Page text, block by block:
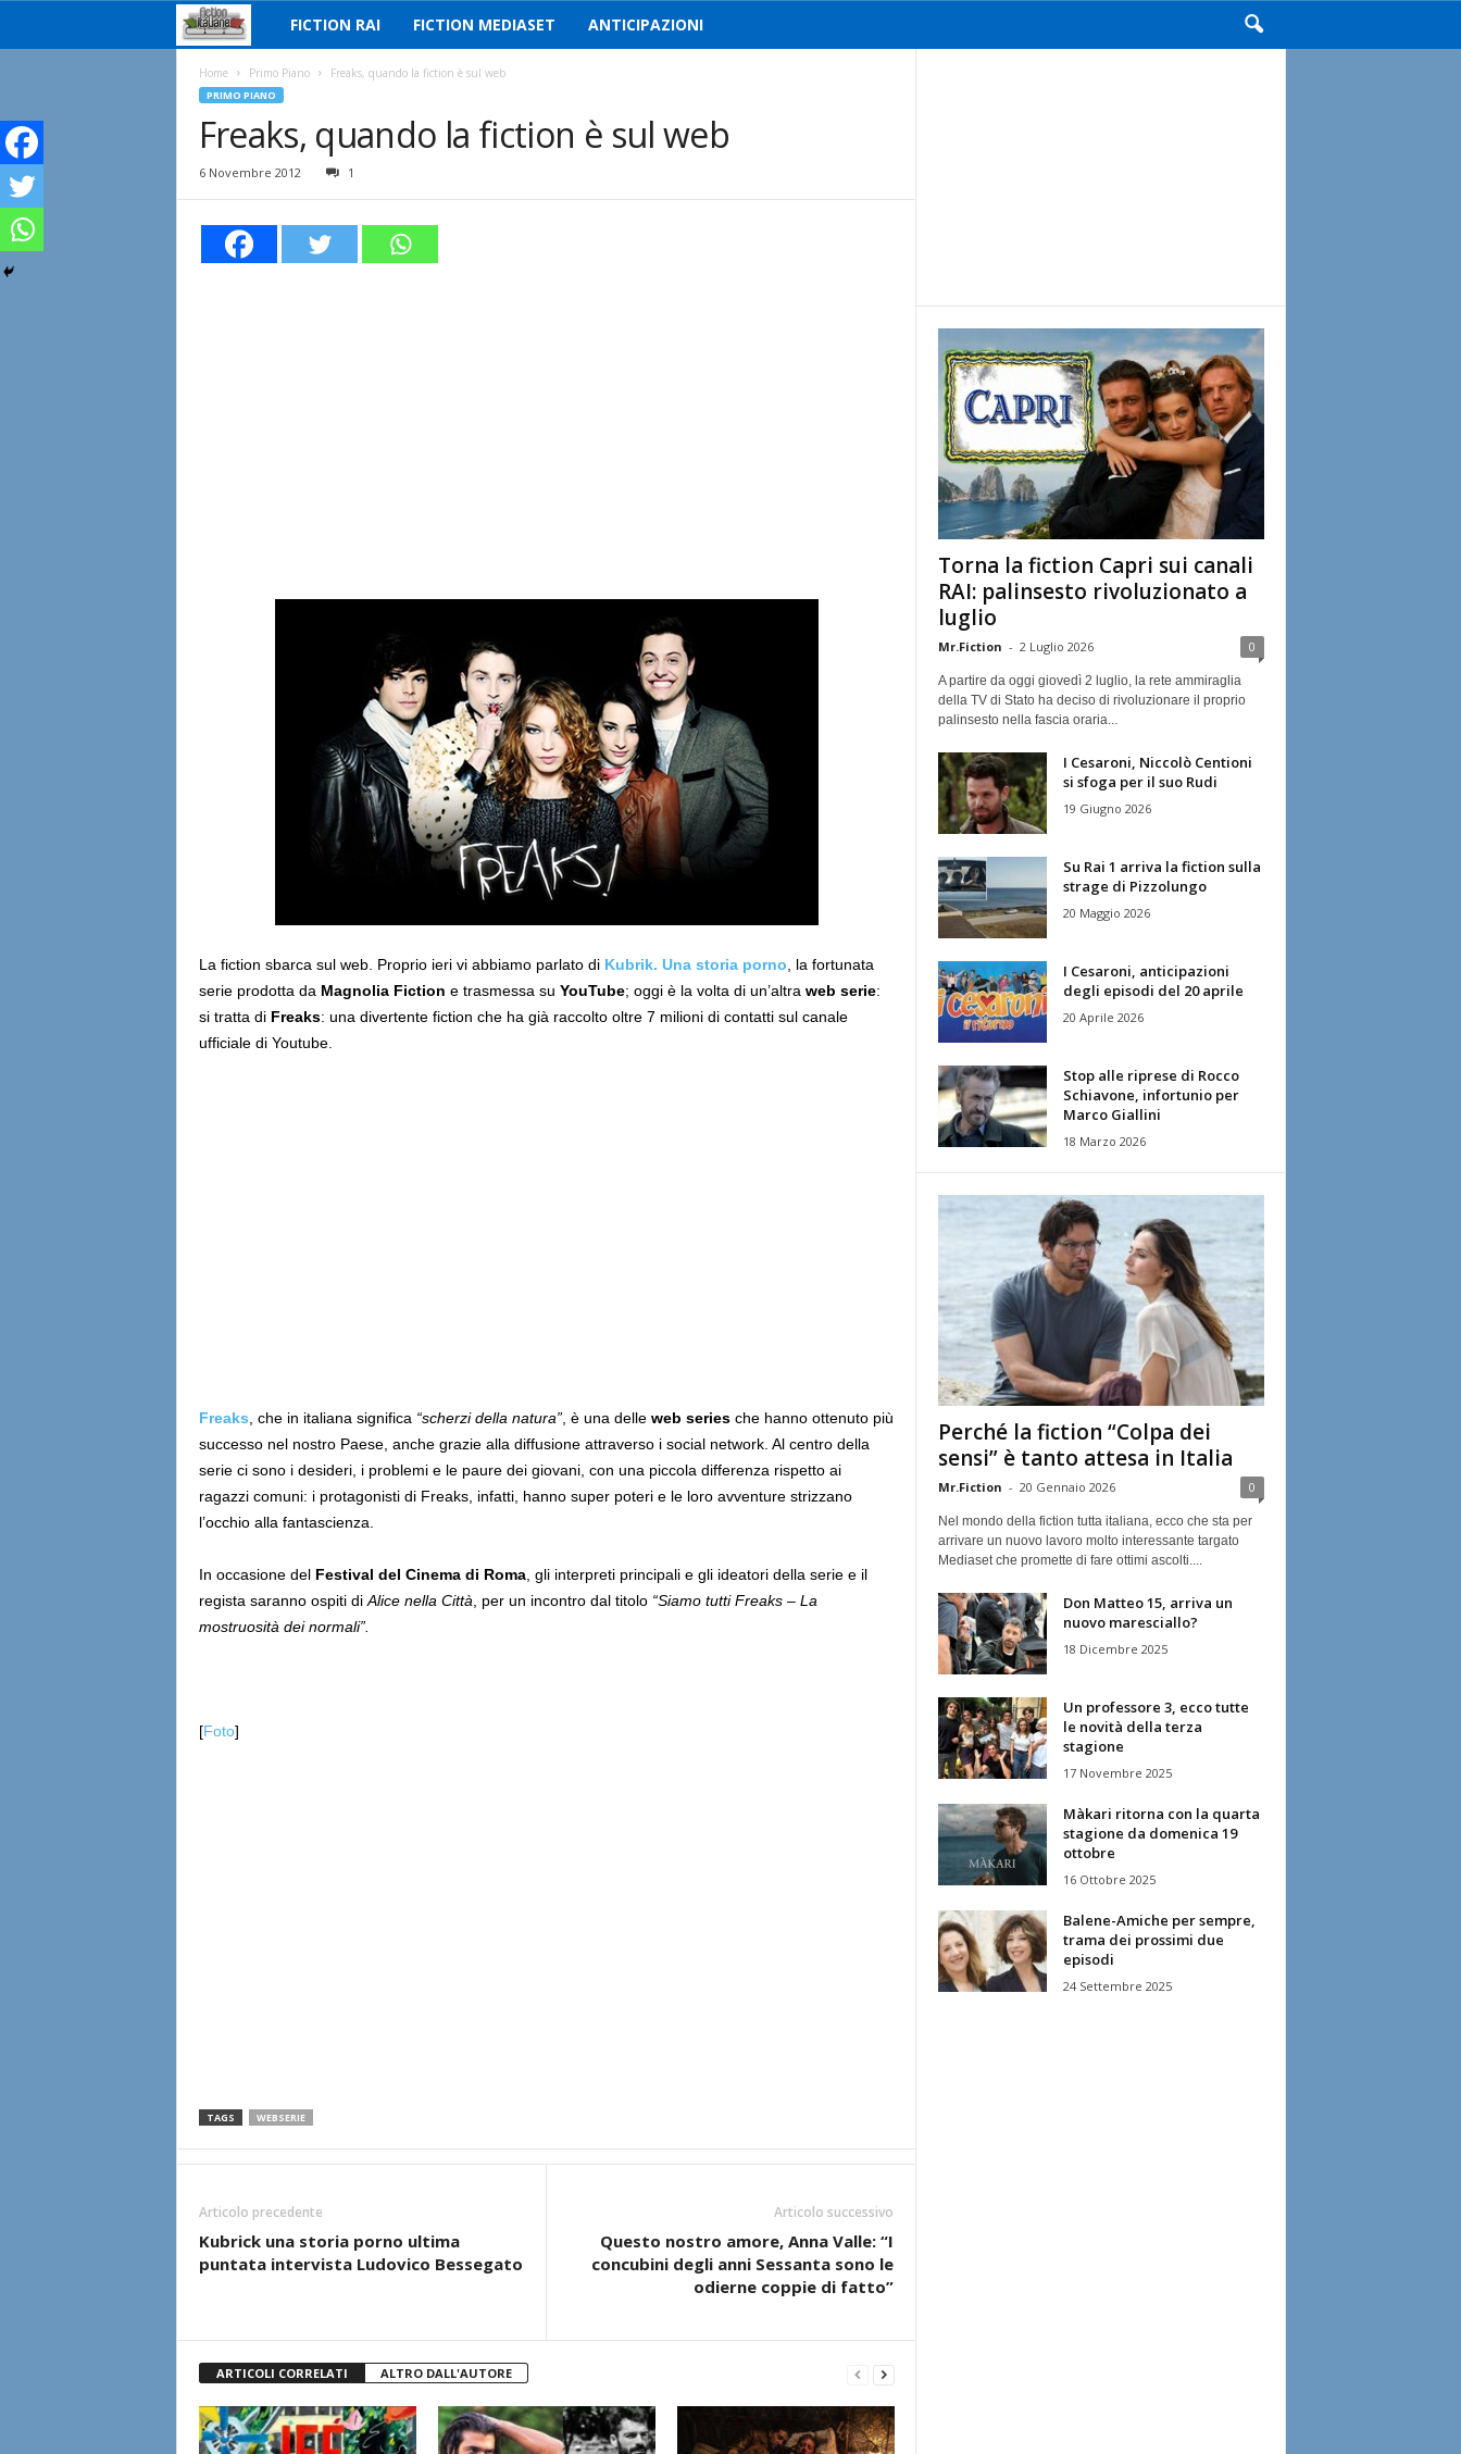
i
t
o
a
FICTION RAI FICTION MEDIASET ANTICIPAZIONI
Home Primo Piano Freaks, quando la fiction è sul web
PRIMO PIANO
Freaks, quando la fiction è sul web
6 Novembre 2012 1
La fiction sbarca sul web. Proprio ieri vi abbiamo parlato di Kubrik. Una storia porno , la fortunata
serie prodotta da Magnolia Fiction e trasmessa su YouTube; oggi è la volta di un’altra web serie:
si tratta di Freaks: una divertente fiction che ha già raccolto oltre 7 milioni di contatti sul canale
ufficiale di Youtube.
Freaks , che in italiana significa “scherzi della natura”, è una delle web seriesche hanno ottenuto più
successo nel nostro Paese, anche grazie alla diffusione attraverso i social network. Al centro della
serie ci sono i desideri, i problemi e le paure dei giovani, con una piccola differenza rispetto ai
ragazzi comuni: i protagonisti di Freaks, infatti, hanno super poteri e le loro avventure strizzano
l’occhio alla fantascienza.
In occasione del Festival del Cinema di Roma, gli interpreti principali e gli ideatori della serie e il
regista saranno ospiti di Alice nella Città , per un incontro dal titolo “Siamo tutti Freaks – La
mostruosità dei normali”.
[Foto]
TAGS WEBSERIE
Articolo precedente
Kubrick una storia porno ultima
puntata intervista Ludovico Bessegato
Articolo successivo
Questo nostro amore, Anna Valle: “I
concubini degli anni Sessanta sono le
odierne coppie di fatto”
ARTICOLI CORRELATI ALTRO DALL'AUTORE
Torna la fiction Capri sui canali
RAI: palinsesto rivoluzionato a
luglio
Mr.Fiction - 2 Luglio 2026 0
A partire da oggi giovedì 2 luglio, la rete ammiraglia
della TV di Stato ha deciso di rivoluzionare il proprio
palinsesto nella fascia oraria...
I Cesaroni, Niccolò Centioni
si sfoga per il suo Rudi
19 Giugno 2026
Su Rai 1 arriva la fiction sulla
strage di Pizzolungo
20 Maggio 2026
I Cesaroni, anticipazioni
degli episodi del 20 aprile
20 Aprile 2026
Stop alle riprese di Rocco
Schiavone, infortunio per
Marco Giallini
18 Marzo 2026
Perché la fiction “Colpa dei
sensi” è tanto attesa in Italia
Mr.Fiction - 20 Gennaio 2026 0
Nel mondo della fiction tutta italiana, ecco che sta per
arrivare un nuovo lavoro molto interessante targato
Mediaset che promette di fare ottimi ascolti....
Don Matteo 15, arriva un
nuovo maresciallo?
18 Dicembre 2025
Un professore 3, ecco tutte
le novità della terza
stagione
17 Novembre 2025
Màkari ritorna con la quarta
stagione da domenica 19
ottobre
16 Ottobre 2025
Balene-Amiche per sempre,
trama dei prossimi due
episodi
24 Settembre 2025